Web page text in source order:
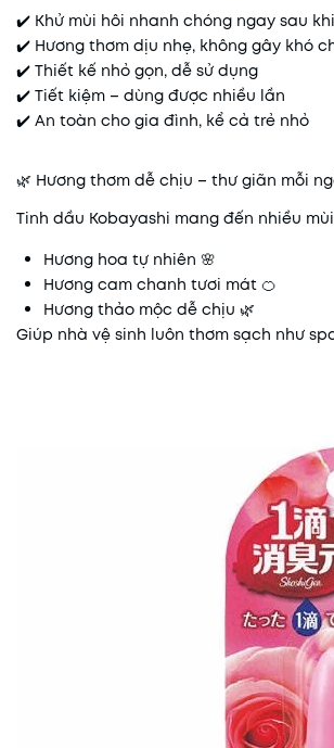
✔️ Khử mùi hôi nhanh chóng ngay sau
✔️ Hương thơm dịu nhẹ, không gây khó
✔️ Thiết kế nhỏ gọn, dễ sử dụng
✔️ Tiết kiệm – dùng được nhiều lần
✔️ An toàn cho gia đình, kể cả trẻ nhỏ
🌿 Hương thơm dễ chịu – thư giãn mỗi
Tinh dầu Kobayashi mang đến nhiều
Hương hoa tự nhiên 🌸
Hương cam chanh tươi mát 🍊
Hương thảo mộc dễ chịu 🌿
Giúp nhà vệ sinh luôn thơm sạch như